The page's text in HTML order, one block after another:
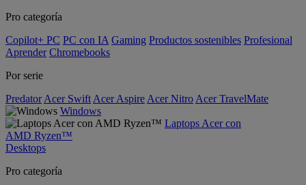
Pro categoría
Copilot+ PC PC con IA Gaming Productos sostenibles Profesional
Aprender Chromebooks
Por serie
Predator Acer Swift Acer Aspire Acer Nitro Acer TravelMate
Windows
Laptops Acer con
AMD Ryzen™
Desktops
Pro categoría